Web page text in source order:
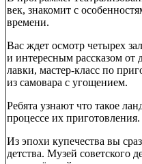
век, знакомит с
времени.
Вас ждет осмотр четырех
и интересным рассказом от
лавки, мастер-класс по
из самовара с угощением.
Ребята узнают что такое
процессе их приготовления.
Из эпохи купечества вы
детства. Музей советского